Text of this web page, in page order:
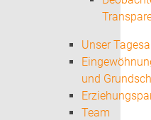
Unser
und
Team